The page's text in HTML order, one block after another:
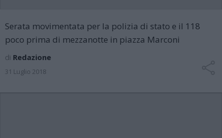
Serata movimentata per la polizia di stato e il 118
poco prima di mezzanotte in piazza Marconi
di Redazione
31 Luglio 2018